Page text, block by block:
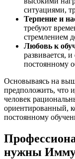
ситуациями,
Терпение и
требуют
стремлением
Любовь к
развивается,
постоянному
Основываясь на
предположить, что
человек
ориентированный,
постоянному
нужны